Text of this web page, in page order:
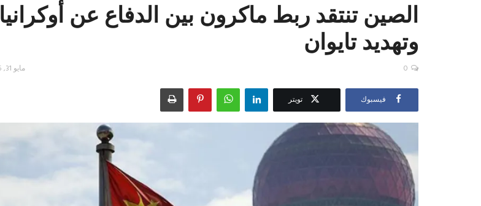
الصين تنتقد ربط ماكرون بين الدفاع عن أوكرانيا
وتهديد تايوان
مايو 31, 2025 - 16:11 0
فيسبوك تويتر